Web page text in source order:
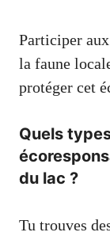
Participer
la faune
protéger cet
Quels
du lac ?
Tu trouves